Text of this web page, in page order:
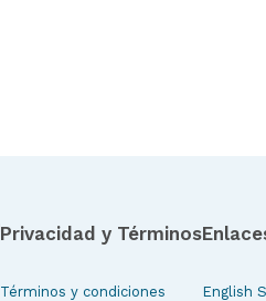
Privacidad y Términos
Términos y condiciones English